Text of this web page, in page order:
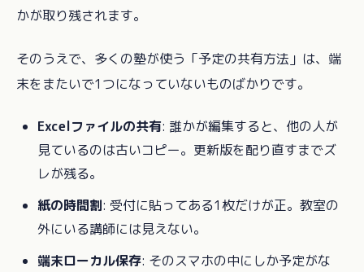
かが取り残されます。
そのうえで、多くの塾が使う「予定の共有方法」は、端
末をまたいで1つになっていないものばかりです。
Excelファイルの共有: 誰かが編集すると、他の人が
見ているのは古いコピー。更新版を配り直すまでズ
レが残る。
紙の時間割: 受付に貼ってある1枚だけが正。教室の
外にいる講師には見えない。
端末ローカル保存: そのスマホの中にしか予定がな